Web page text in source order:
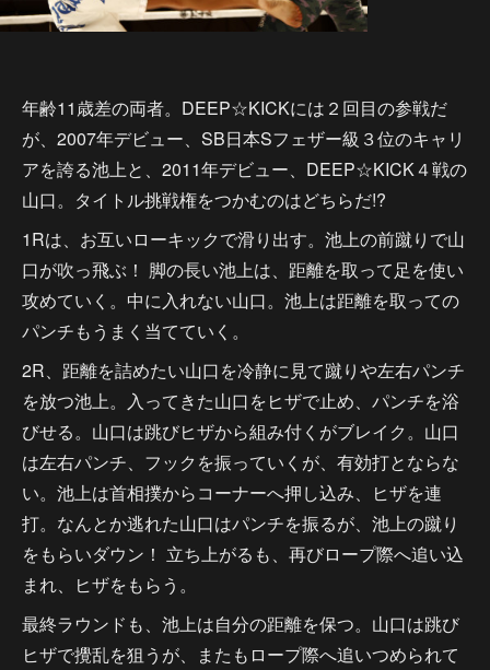
年齢11歳差の両者。DEEP☆KICKには２回目の参戦だ
が、2007年デビュー、SB日本Sフェザー級３位のキャリ
アを誇る池上と、2011年デビュー、DEEP☆KICK４戦の
山口。タイトル挑戦権をつかむのはどちらだ!?
1Rは、お互いローキックで滑り出す。池上の前蹴りで山
口が吹っ飛ぶ！ 脚の長い池上は、距離を取って足を使い
攻めていく。中に入れない山口。池上は距離を取っての
パンチもうまく当てていく。
2R、距離を詰めたい山口を冷静に見て蹴りや左右パンチ
を放つ池上。入ってきた山口をヒザで止め、パンチを浴
びせる。山口は跳びヒザから組み付くがブレイク。山口
は左右パンチ、フックを振っていくが、有効打とならな
い。池上は首相撲からコーナーへ押し込み、ヒザを連
打。なんとか逃れた山口はパンチを振るが、池上の蹴り
をもらいダウン！ 立ち上がるも、再びロープ際へ追い込
まれ、ヒザをもらう。
最終ラウンドも、池上は自分の距離を保つ。山口は跳び
ヒザで攪乱を狙うが、またもロープ際へ追いつめられて